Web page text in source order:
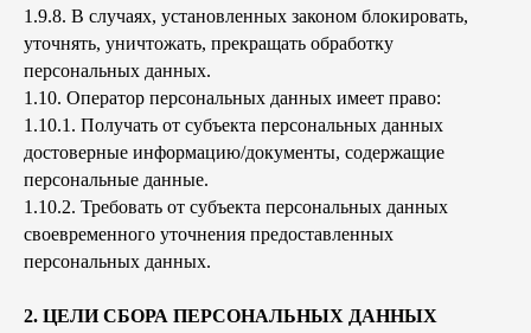
1.9.8. В случаях, установленных законом блокировать,
уточнять, уничтожать, прекращать обработку
персональных данных.
1.10. Оператор персональных данных имеет право:
1.10.1. Получать от субъекта персональных данных
достоверные информацию/документы, содержащие
персональные данные.
1.10.2. Требовать от субъекта персональных данных
своевременного уточнения предоставленных
персональных данных.
2. ЦЕЛИ СБОРА ПЕРСОНАЛЬНЫХ ДАННЫХ